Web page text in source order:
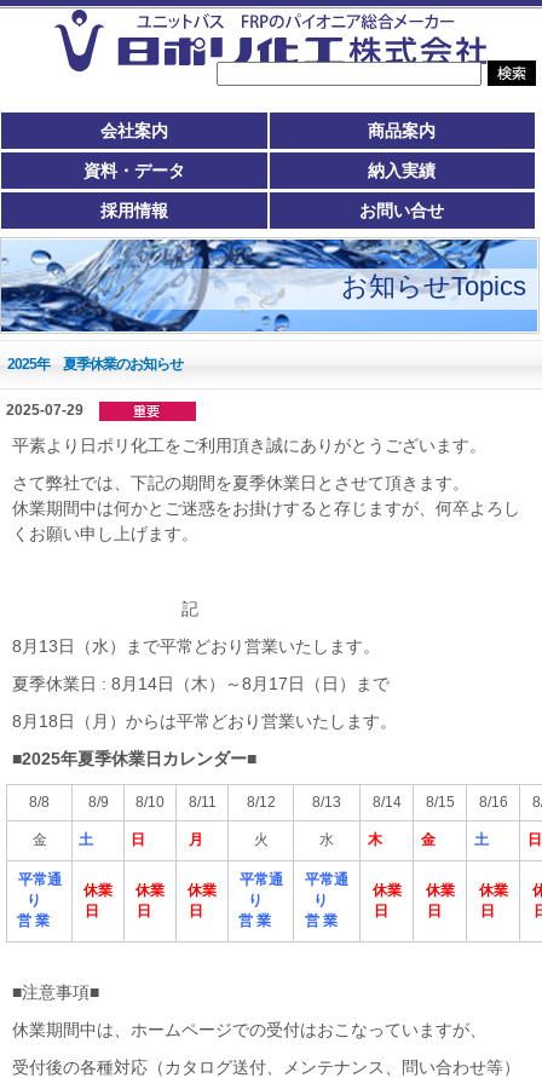
会社案内 商品案内
資料・データ 納入実績
採用情報 お問い合せ
お知らせTopics
2025年 夏季休業のお知らせ
2025-07-29
平素より日ポリ化工をご利用頂き誠にありがとうございます。
さて弊社では、下記の期間を夏季休業日とさせて頂きます。
休業期間中は何かとご迷惑をお掛けすると存じますが、何卒よろし
くお願い申し上げます。
記
8月13日（水）まで平常どおり営業いたします。
夏季休業日 : 8月14日（木）～8月17日（日）まで
8月18日（月）からは平常どおり営業いたします。
■2025年夏季休業日カレンダー■
8/8 8/9 8/10 8/11 8/12 8/13 8/14 8/15 8/16
金 土 日 月 火 水 木 金 土 日
平常通
り
営 業
休業
日
休業
日
休業
日
平常通
り
営 業
平常通
り
営 業
休業
日
休業
日
休業
日
■注意事項■
休業期間中は、ホームページでの受付はおこなっていますが、
受付後の各種対応（カタログ送付、メンテナンス、問い合わせ等）